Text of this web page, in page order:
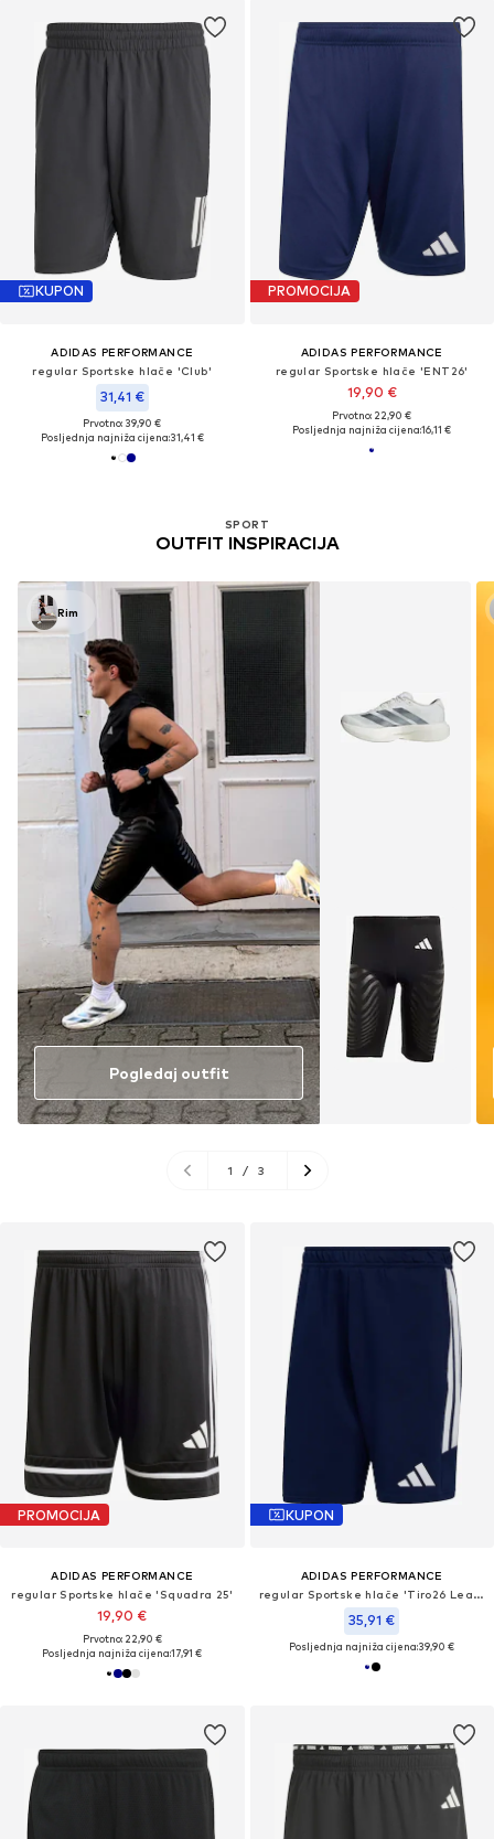
KUPON
ADIDAS PERFORMANCE
regular Sportske hlače 'Club'
31,41 €
Prvotno: 39,90 €
Posljednja najniža cijena:31,41 €
PROMOCIJA
ADIDAS PERFORMANCE
regular Sportske hlače 'ENT26'
19,90 €
Prvotno: 22,90 €
Posljednja najniža cijena:16,11 €
SPORT
OUTFIT INSPIRACIJA
Rim
Pogledaj outfit
1 / 3
PROMOCIJA
ADIDAS PERFORMANCE
regular Sportske hlače 'Squadra 25'
19,90 €
Prvotno: 22,90 €
Posljednja najniža cijena:17,91 €
KUPON
ADIDAS PERFORMANCE
regular Sportske hlače 'Tiro26 League'
35,91 €
Posljednja najniža cijena:39,90 €